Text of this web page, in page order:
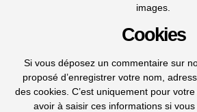
images.
Cookies
Si vous déposez un commentaire sur
proposé d’enregistrer votre nom,
des cookies. C’est uniquement pour
avoir à saisir ces informations si